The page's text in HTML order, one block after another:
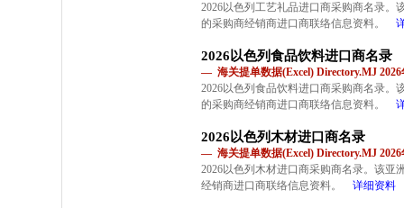
2026以色列工艺礼品进口商采购商名录。
的采购商经销商进口商联络信息资料。
2026以色列食品饮料进口商名录
— 海关提单数据(Excel) Directory.MJ 2026
2026以色列食品饮料进口商采购商名录。
的采购商经销商进口商联络信息资料。
2026以色列木材进口商名录
— 海关提单数据(Excel) Directory.MJ 2026
2026以色列木材进口商采购商名录。该亚
经销商进口商联络信息资料。
详细资料